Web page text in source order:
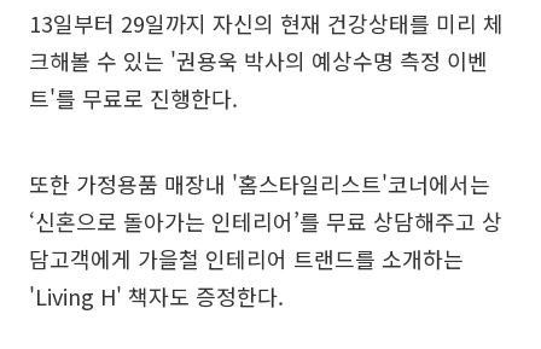
13일부터 29일까지 자신의 현재 건강상태를 미리 체
크해볼 수 있는 '권용욱 박사의 예상수명 측정 이벤
트'를 무료로 진행한다.
또한 가정용품 매장내 '홈스타일리스트'코너에서는
‘신혼으로 돌아가는 인테리어’를 무료 상담해주고 상
담고객에게 가을철 인테리어 트랜드를 소개하는
'Living H' 책자도 증정한다.